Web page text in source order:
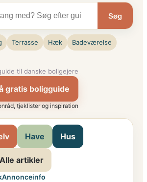
Søg
Terrasse Hæk Badeværelse
til danske boligejere
gratis boligguide
tjeklister og inspiration
Have Hus
Alle artikler
Annonceinfo